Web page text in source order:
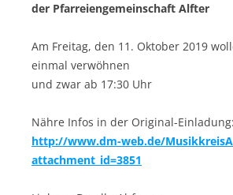
der Pfarreiengemeinschaft Alfter
Am Freitag, den 11. Oktober 2019
einmal verwöhnen
und zwar ab 17:30 Uhr
Nähre Infos in der Original-Einladung:
http://www.dm-web.de/
attachment_id=3851